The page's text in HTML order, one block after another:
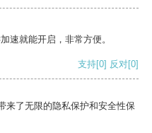
速就能开启，非常方便。
支持[0] 反对[0]
来了无限的隐私保护和安全性保